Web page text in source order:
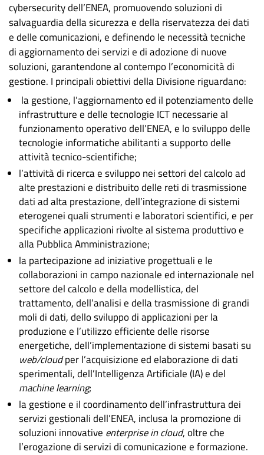
cybersecurity dell’ENEA, promuovendo soluzioni di
salvaguardia della sicurezza e della riservatezza dei dati
e delle comunicazioni, e definendo le necessità tecniche
di aggiornamento dei servizi e di adozione di nuove
soluzioni, garantendone al contempo l’economicità di
gestione. I principali obiettivi della Divisione riguardano:
la gestione, l’aggiornamento ed il potenziamento delle
infrastrutture e delle tecnologie ICT necessarie al
funzionamento operativo dell’ENEA, e lo sviluppo delle
tecnologie informatiche abilitanti a supporto delle
attività tecnico-scientifiche;
l’attività di ricerca e sviluppo nei settori del calcolo ad
alte prestazioni e distribuito delle reti di trasmissione
dati ad alta prestazione, dell’integrazione di sistemi
eterogenei quali strumenti e laboratori scientifici, e per
specifiche applicazioni rivolte al sistema produttivo e
alla Pubblica Amministrazione;
la partecipazione ad iniziative progettuali e le
collaborazioni in campo nazionale ed internazionale nel
settore del calcolo e della modellistica, del
trattamento, dell’analisi e della trasmissione di grandi
moli di dati, dello sviluppo di applicazioni per la
produzione e l’utilizzo efficiente delle risorse
energetiche, dell’implementazione di sistemi basati su
web/cloudper l’acquisizione ed elaborazione di dati
sperimentali, dell’Intelligenza Artificiale (IA) e del
machine learning;
la gestione e il coordinamento dell’infrastruttura dei
servizi gestionali dell’ENEA, inclusa la promozione di
soluzioni innovative enterprise in cloud, oltre che
l’erogazione di servizi di comunicazione e formazione.